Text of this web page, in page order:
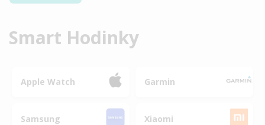
Smart Hodinky
Apple Watch Garmin
Samsung Xiaomi